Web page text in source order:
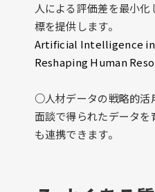
人による評価差を最小
標を提供します。
Artificial Intelligence in
Reshaping Human
○人材データの戦略的活
面談で得られたデータ
も連携できます。